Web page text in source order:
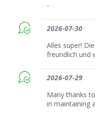
-
2026-07-30
Alles super!
freundlich und
2026-07-29
Many thanks
in maintaining